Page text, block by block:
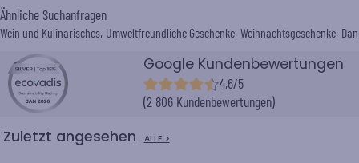
Ähnliche Suchanfragen
Wein und Kulinarisches Umweltfreundliche Geschenke Weihnachtsgeschenke
Google Kundenbewertungen
4,6/5
(2 806 Kundenbewertungen)
Zuletzt angesehen ALLE >